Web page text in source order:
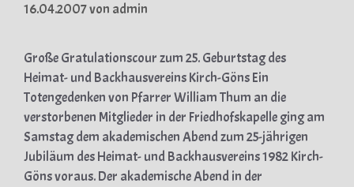
16.04.2007von admin
Große Gratulationscour zum 25. Geburtstag des
Heimat- und Backhausvereins Kirch-Göns Ein
Totengedenken von Pfarrer William Thum an die
verstorbenen Mitglieder in der Friedhofskapelle ging am
Samstag dem akademischen Abend zum 25-jährigen
Jubiläum des Heimat- und Backhausvereins 1982 Kirch-
Göns voraus. Der akademische Abend in der